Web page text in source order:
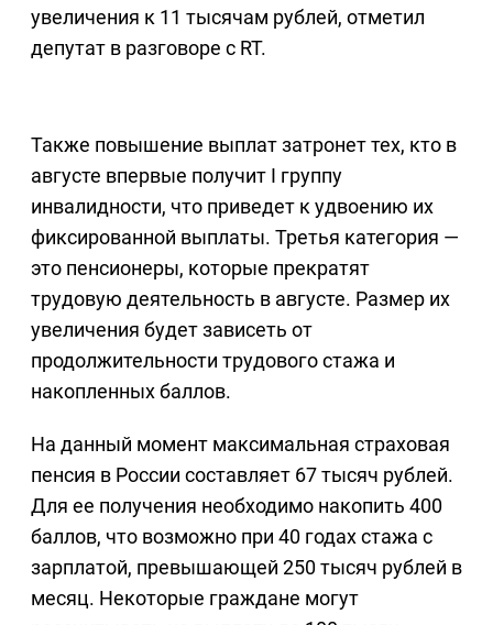
увеличения к 11 тысячам рублей, отметил
депутат в разговоре с RT.
Также повышение выплат затронет тех, кто в
августе впервые получит I группу
инвалидности, что приведет к удвоению их
фиксированной выплаты. Третья категория —
это пенсионеры, которые прекратят
трудовую деятельность в августе. Размер их
увеличения будет зависеть от
продолжительности трудового стажа и
накопленных баллов.
На данный момент максимальная страховая
пенсия в России составляет 67 тысяч рублей.
Для ее получения необходимо накопить 400
баллов, что возможно при 40 годах стажа с
зарплатой, превышающей 250 тысяч рублей в
месяц. Некоторые граждане могут